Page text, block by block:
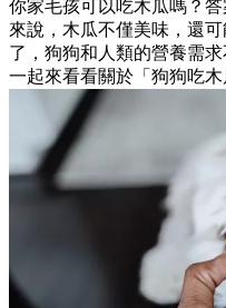
你家毛孩可以吃木瓜嗎？答
來說，木瓜不僅美味，還
了，狗狗和人類的營養需
一起來看看關於「狗狗吃